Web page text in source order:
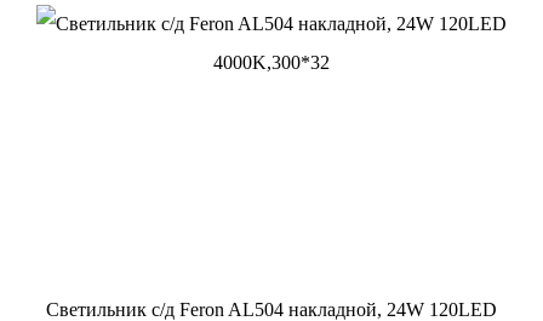
Светильник с/д Feron AL504 накладной, 24W 120LED